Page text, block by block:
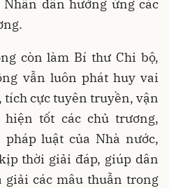
dân hưởng ứng các
còn làm Bí thư Chi bộ,
vẫn luôn phát huy vai
tích cực tuyên truyền, vận
tốt các chủ trương,
luật của Nhà nước,
thời giải đáp, giúp dân
giải các mâu thuẫn trong